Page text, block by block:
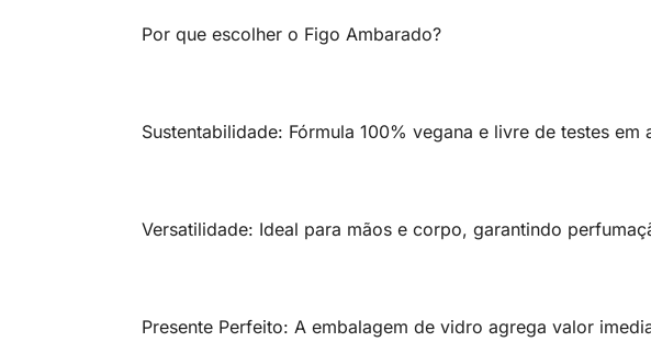
Por que escolher o Figo Ambarado?
Sustentabilidade: Fórmula 100% vegana e livre de testes em
Versatilidade: Ideal para mãos e corpo, garantindo
Presente Perfeito: A embalagem de vidro agrega valor